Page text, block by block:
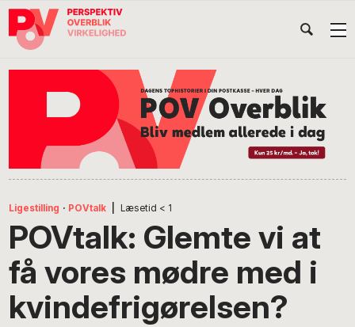
Gå
direkte
Skip
indhold
Gå
direkte
Ligestilling · POVtalk Læsetid < 1
POVtalk: Glemte vi at
få vores mødre med i
kvindefrigørelsen?